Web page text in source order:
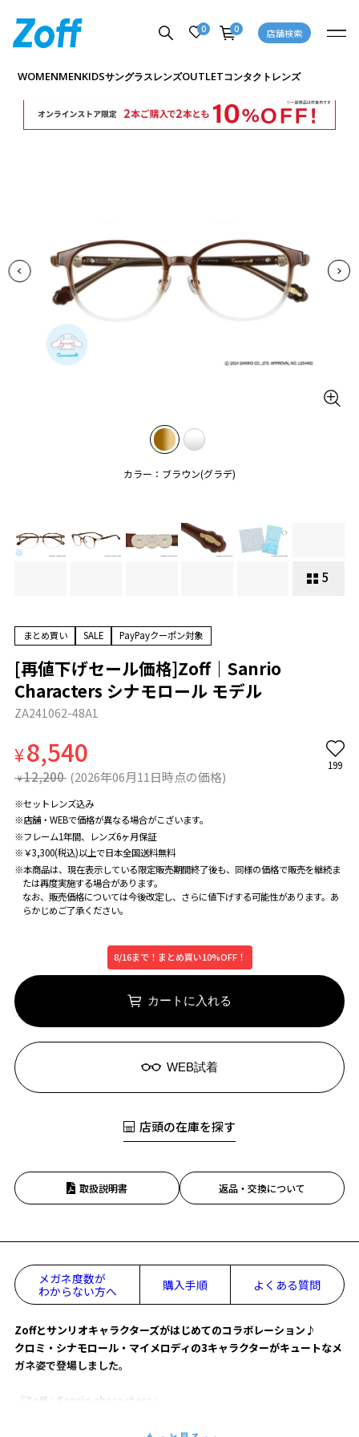
0 0 店舗検索
WOMENMENKIDSサングラスレンズOUTLETコンタクトレンズ
カラー：ブラウン(グラデ)
5
商品詳細ページへ
まとめ買い SALE PayPayクーポン対象
[再値下げセール価格]Zoff｜Sanrio
Characters シナモロール モデル
ZA241062-48A1
¥8,540
¥ 12,200 (2026年06月11日時点の価格)
199
※セットレンズ込み
※店舗・WEBで価格が異なる場合がこざいます。
※フレーム1年間、レンズ6ヶ月保証
※￥3,300(税込)以上で日本全国送料無料
※本商品は、現在表示している限定販売期間終了後も、同様の価格で販売を継続ま
たは再度実施する場合があります。
なお、販売価格については今後改定し、さらに値下げする可能性があります。あ
らかじめご了承ください。
8/16まで！まとめ買い10%OFF！
カートに入れる
WEB試着
店頭の在庫を探す
取扱説明書 返品・交換について
メガネ度数が
わからない方へ
購入手順 よくある質問
Zoffとサンリオキャラクターズがはじめてのコラボレーション♪
クロミ・シナモロール・マイメロディの3キャラクターがキュートなメ
ガネ姿で登場しました。
『Zoff｜Sanrio characters』